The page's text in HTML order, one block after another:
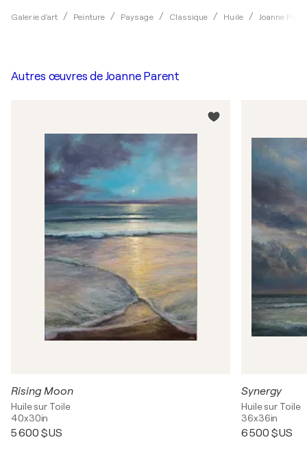
Galerie d'art Peinture Paysage Classique Huile Joanne
Autres œuvres de Joanne Parent
Rising Moon
Huile sur Toile
40x30in
5 600 $US
Synergy
Huile sur Toile
36x36in
6 500 $US